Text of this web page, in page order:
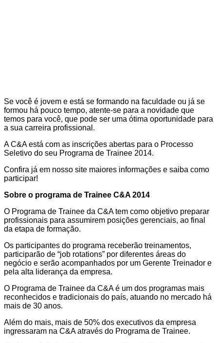
Se você é jovem e está se formando na faculdade ou já se
formou há pouco tempo, atente-se para a novidade que
temos para você, que pode ser uma ótima oportunidade para
a sua carreira profissional.
A C&A está com as inscrições abertas para o Processo
Seletivo do seu Programa de Trainee 2014.
Confira já em nosso site maiores informações e saiba como
participar!
Sobre o programa de Trainee C&A 2014
O Programa de Trainee da C&A tem como objetivo preparar
profissionais para assumirem posições gerenciais, ao final
da etapa de formação.
Os participantes do programa receberão treinamentos,
participarão de “job rotations” por diferentes áreas do
negócio e serão acompanhados por um Gerente Treinador e
pela alta liderança da empresa.
O Programa de Trainee da C&A é um dos programas mais
reconhecidos e tradicionais do país, atuando no mercado há
mais de 30 anos.
Além do mais, mais de 50% dos executivos da empresa
ingressaram na C&A através do Programa de Trainee.